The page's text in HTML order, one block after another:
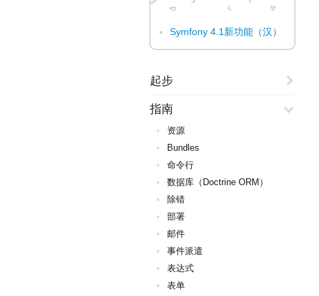
Symfony 4.1新功能（汉）
起步
指南
资源
Bundles
命令行
数据库（Doctrine ORM）
除错
部署
邮件
事件派遣
表达式
表单